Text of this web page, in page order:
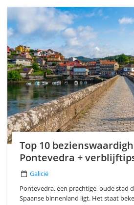
Top 10
Pontevedra +
Galicië
Pontevedra, een prachtige, oude stad
Spaanse binnenland ligt. Het staat